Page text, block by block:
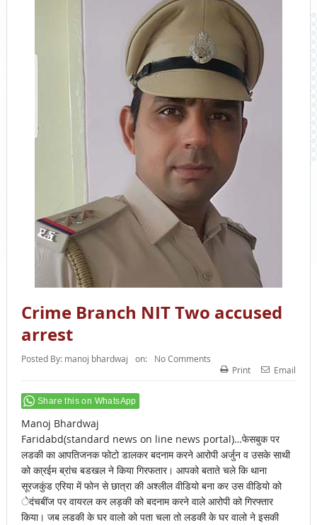
Crime Branch NIT Two accused
arrest
Posted By: manoj bhardwaj on:
No Comments
Print
Email
Share this on WhatsApp
Manoj Bhardwaj
Faridabd(standard news on line news portal)…फेसबुक पर
लडकी का आपतिजनक फोटो डालकर बदनाम करने आरोपी अर्जुन व उसके साथी
को का्रईम ब्रांच बडखल ने किया गिरफतार। आपको बताते चले कि थाना
सूरजकुंड एरिया में फोन से छात्रा की अश्लील वीडियो बना कर उस वीडियो को
ेदंचबींज पर वायरल कर लड़की को बदनाम करने वाले आरोपी को गिरफ्तार
किया। जब लडकी के घर वालो को पता चला तो लडकी के घर वालो ने इसकी